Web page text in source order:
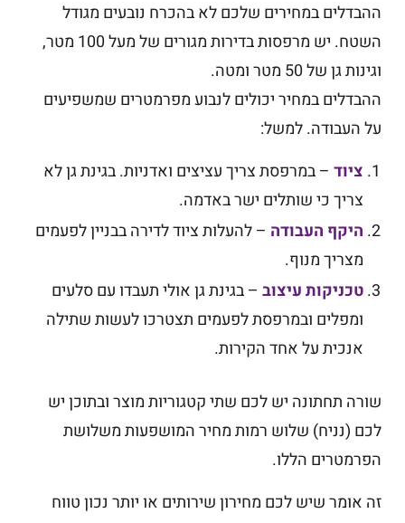
ההבדלים במחירים שלכם לא בהכרח נובעים מגודל
השטח. יש מרפסות בדירות מגורים של מעל 100 מטר,
וגינות גן של 50 מטר ומטה.
ההבדלים במחיר יכולים לנבוע מפרמטרים שמשפיעים
על העבודה. למשל:
ציוד– במרפסת צריך עציצים ואדניות. בגינת גן לא
צריך כי שותלים ישר באדמה.
היקף העבודה– להעלות ציוד לדירה בבניין לפעמים
מצריך מנוף.
טכניקות עיצוב– בגינת גן אולי תעבדו עם סלעים
ומפלים ובמרפסת לפעמים תצטרכו לעשות שתילה
אנכית על אחד הקירות.
שורה תחתונה יש לכם שתי קטגוריות מוצר ובתוכן יש
לכם (נניח) שלוש רמות מחיר המושפעות משלושת
הפרמטרים הללו.
זה אומר שיש לכם מחירון שירותים או יותר נכון טווח